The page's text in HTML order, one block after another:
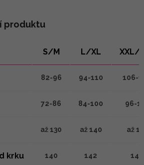
produktu
S/M L/XL XXL/
82-96 94-110 106-
72-86 84-100 96-
až 130 až 140 až
krku 140 142 146